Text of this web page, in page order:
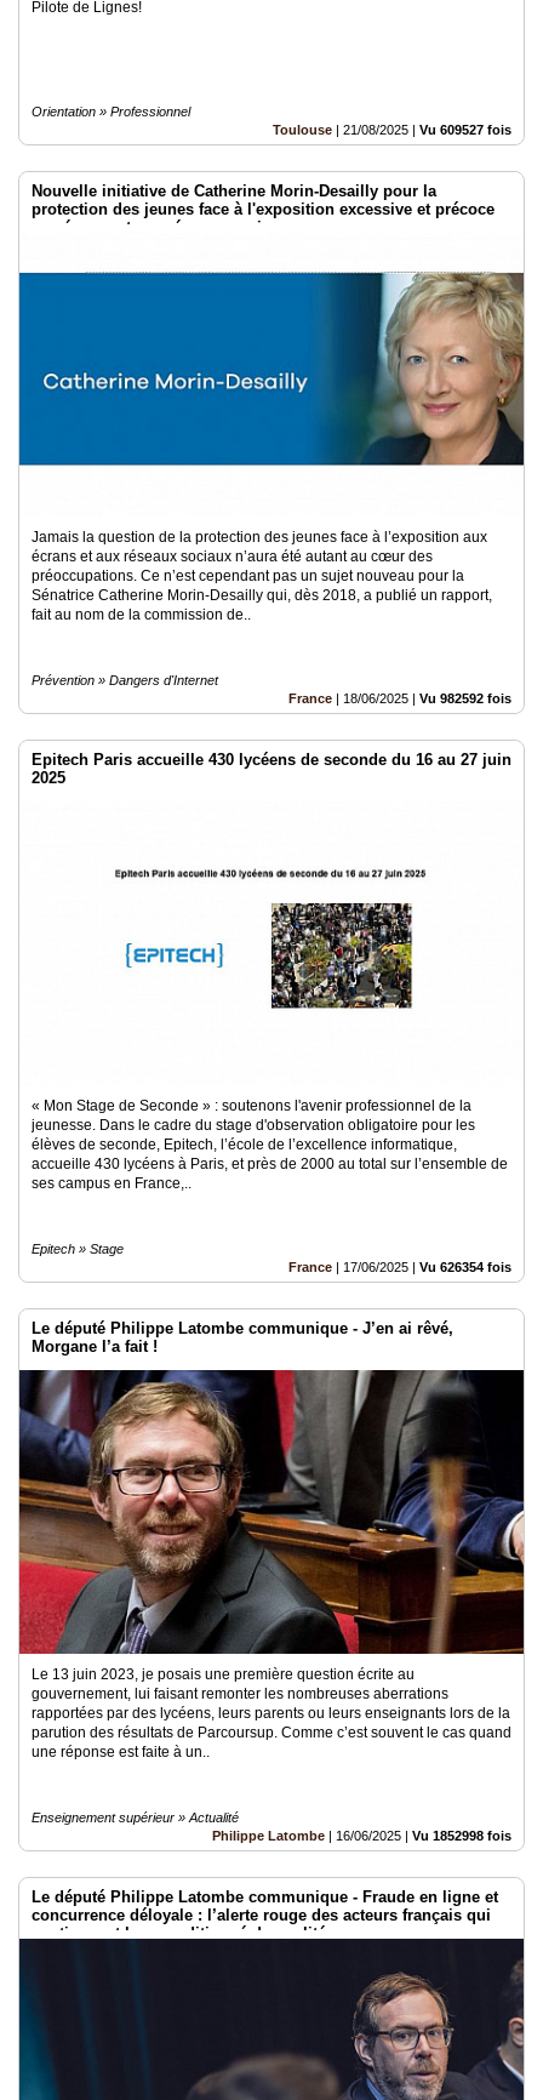
Pilote de Lignes!
Orientation » Professionnel
Toulouse | 21/08/2025 | Vu 609527 fois
Nouvelle initiative de Catherine Morin-Desailly pour la
protection des jeunes face à l'exposition excessive et précoce
aux écrans et aux réseaux sociaux
Jamais la question de la protection des jeunes face à l’exposition aux
écrans et aux réseaux sociaux n’aura été autant au cœur des
préoccupations. Ce n’est cependant pas un sujet nouveau pour la
Sénatrice Catherine Morin-Desailly qui, dès 2018, a publié un rapport,
fait au nom de la commission de..
Prévention » Dangers d'Internet
France | 18/06/2025 | Vu 982592 fois
Epitech Paris accueille 430 lycéens de seconde du 16 au 27 juin
2025
« Mon Stage de Seconde » : soutenons l'avenir professionnel de la
jeunesse. Dans le cadre du stage d'observation obligatoire pour les
élèves de seconde, Epitech, l’école de l’excellence informatique,
accueille 430 lycéens à Paris, et près de 2000 au total sur l’ensemble de
ses campus en France,..
Epitech » Stage
France | 17/06/2025 | Vu 626354 fois
Le député Philippe Latombe communique - J’en ai rêvé,
Morgane l’a fait !
Le 13 juin 2023, je posais une première question écrite au
gouvernement, lui faisant remonter les nombreuses aberrations
rapportées par des lycéens, leurs parents ou leurs enseignants lors de la
parution des résultats de Parcoursup. Comme c’est souvent le cas quand
une réponse est faite à un..
Enseignement supérieur » Actualité
Philippe Latombe | 16/06/2025 | Vu 1852998 fois
Le député Philippe Latombe communique - Fraude en ligne et
concurrence déloyale : l’alerte rouge des acteurs français qui
soutiennent le reconditionné de qualité